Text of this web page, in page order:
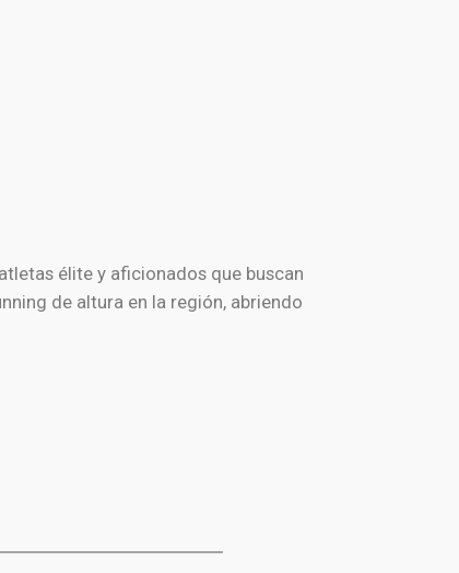
élite y aficionados que buscan
de altura en la región, abriendo